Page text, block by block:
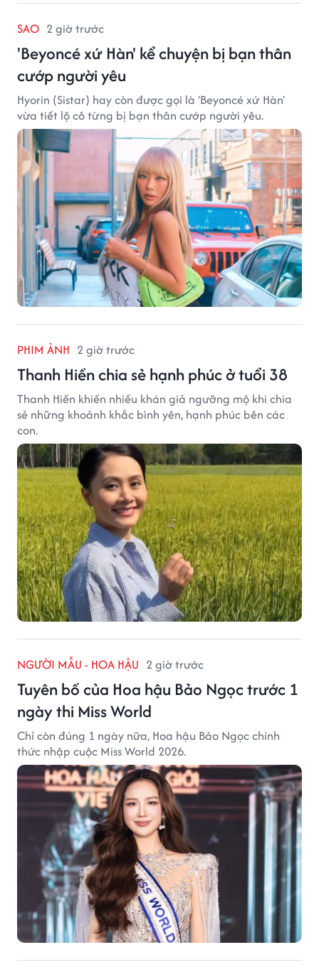
SAO 2 giờ trước
'Beyoncé xứ Hàn' kể chuyện bị bạn thân
cướp người yêu
Hyorin (Sistar) hay còn được gọi là 'Beyoncé xứ Hàn'
vừa tiết lộ cô từng bị bạn thân cướp người yêu.
PHIM ẢNH 2 giờ trước
Thanh Hiền chia sẻ hạnh phúc ở tuổi 38
Thanh Hiền khiến nhiều khán giả ngưỡng mộ khi chia
sẻ những khoảnh khắc bình yên, hạnh phúc bên các
con.
NGƯỜI MẪU - HOA HẬU 2 giờ trước
Tuyên bố của Hoa hậu Bảo Ngọc trước 1
ngày thi Miss World
Chỉ còn đúng 1 ngày nữa, Hoa hậu Bảo Ngọc chính
thức nhập cuộc Miss World 2026.